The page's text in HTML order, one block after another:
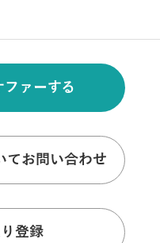
ファーする
てお問い合わせ
登録